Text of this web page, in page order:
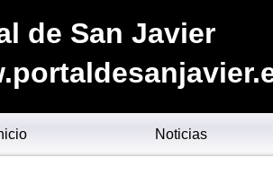
de San Javier
Noticias